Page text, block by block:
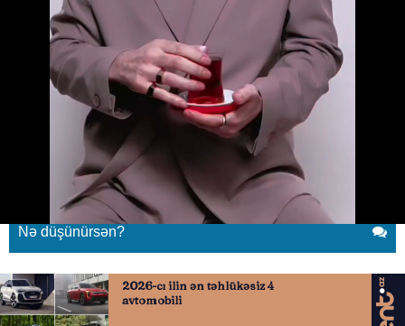
Soner Sarıkabadayıdan paylaşım
YENI SABAH
Soner Sarıkabadayıdan paylaşım
Nə düşünürsən?